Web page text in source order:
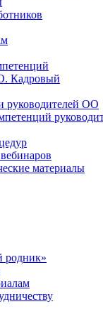
Кадровый
руководителей ОО
материалы
родник»